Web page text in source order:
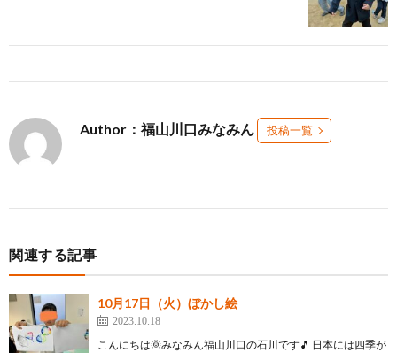
Author：福山川口みなみん 投稿一覧
関連する記事
10月17日（火）ぼかし絵
2023.10.18
こんにちは🌞みなみん福山川口の石川です🎵 日本には四季が